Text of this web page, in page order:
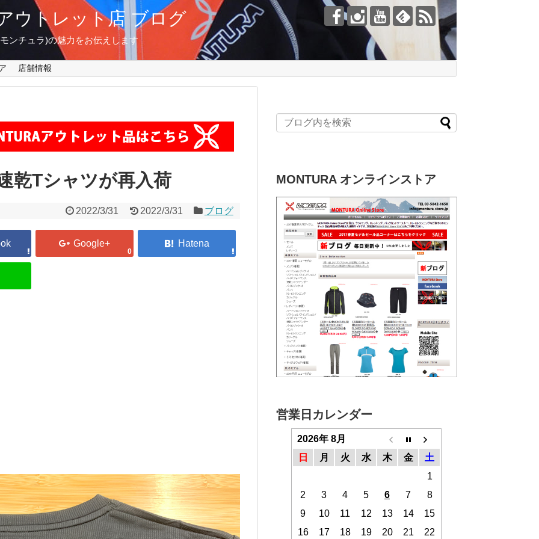
ウトレット店 ブログ
ンチュラ)の魅力をお伝えします
店舗情報
乾Tシャツが再入荷
2022/3/31 2022/3/31 ブログ
0
MONTURA オンラインストア
営業日カレンダー
2026年 8月
日
月 火 水 木 金
土
1
2
3 4 5 6 7
8
9
10 11 12 13 14
15
16
17 18 19 20 21 22